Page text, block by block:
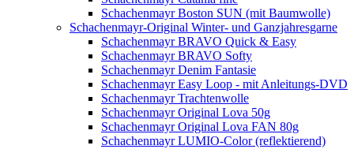
Schachenmayr Boston SUN (mit Baumwolle)
Schachenmayr-Original Winter- und Ganzjahresgarne
Schachenmayr BRAVO Quick & Easy
Schachenmayr BRAVO Softy
Schachenmayr Denim Fantasie
Schachenmayr Easy Loop - mit Anleitungs-DVD
Schachenmayr Trachtenwolle
Schachenmayr Original Lova 50g
Schachenmayr Original Lova FAN 80g
Schachenmayr LUMIO-Color (reflektierend)